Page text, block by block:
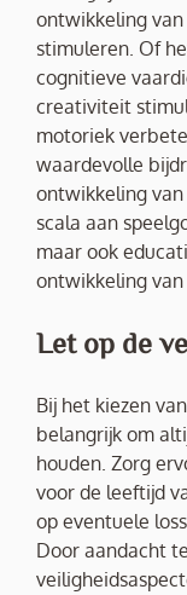
ontwikkeling
stimuleren. Of
cognitieve
creativiteit
motoriek
waardevolle
ontwikkeling
scala aan
maar ook
ontwikkeling
Let op de
Bij het kiezen
belangrijk om
houden. Zorg
voor de leeftijd
op eventuele
Door aandacht